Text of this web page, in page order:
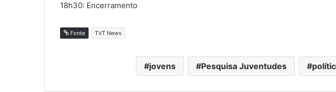
18h30: Encerramento
Fonte TVT News
jovens Pesquisa Juventudes